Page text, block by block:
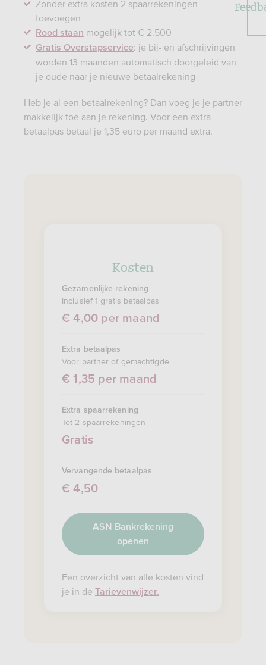
Zonder extra kosten 2 spaarrekeningen
toevoegen
Rood staan mogelijk tot € 2.500
Gratis Overstapservice: je bij- en afschrijvingen
worden 13 maanden automatisch doorgeleid van
je oude naar je nieuwe betaalrekening
Heb je al een betaalrekening? Dan voeg je je partner
makkelijk toe aan je rekening. Voor een extra
betaalpas betaal je 1,35 euro per maand extra.
Kosten
Gezamenlijke rekening
Inclusief 1 gratis betaalpas
€ 4,00 per maand
Extra betaalpas
Voor partner of gemachtigde
€ 1,35 per maand
Extra spaarrekening
Tot 2 spaarrekeningen
Gratis
Vervangende betaalpas
€ 4,50
ASN Bankrekening
openen
Een overzicht van alle kosten vind
je in de Tarievenwijzer.